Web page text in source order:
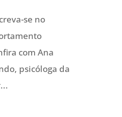
se no
com Ana
psicóloga da